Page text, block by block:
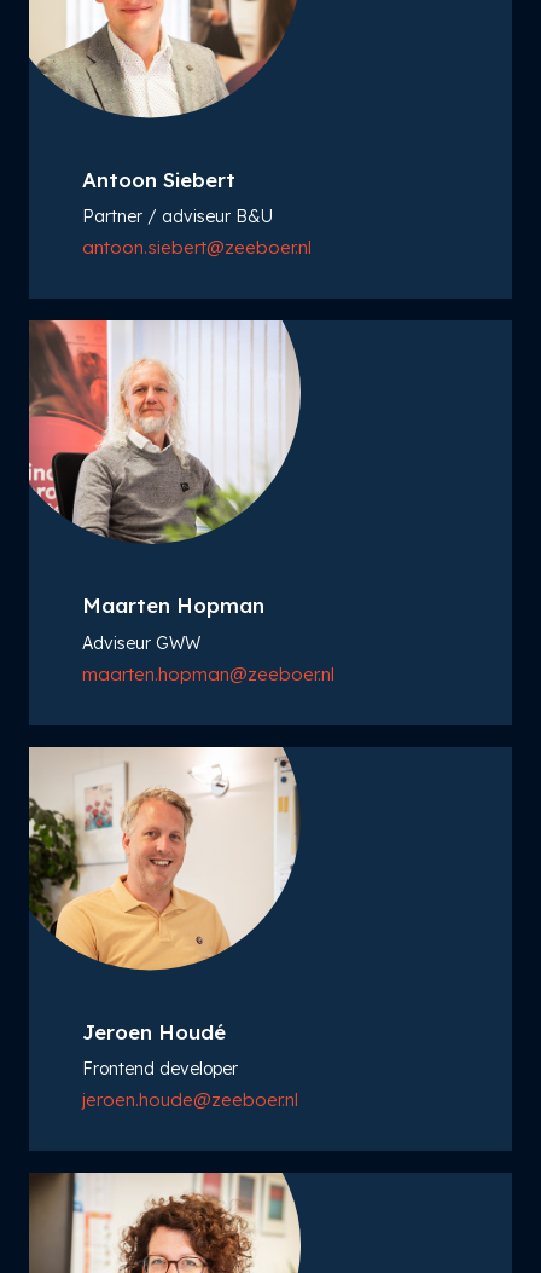
Antoon Siebert
Partner / adviseur B&U
antoon.siebert@zeeboer.nl
Maarten Hopman
Adviseur GWW
maarten.hopman@zeeboer.nl
Jeroen Houdé
Frontend developer
jeroen.houde@zeeboer.nl